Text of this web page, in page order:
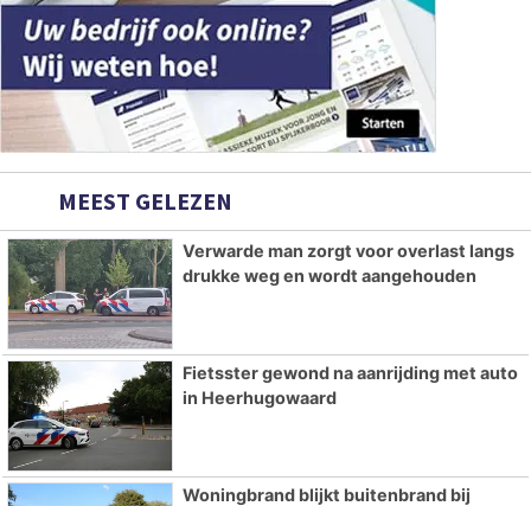
MEEST GELEZEN
Verwarde man zorgt voor overlast langs
drukke weg en wordt aangehouden
Fietsster gewond na aanrijding met auto
in Heerhugowaard
Woningbrand blijkt buitenbrand bij